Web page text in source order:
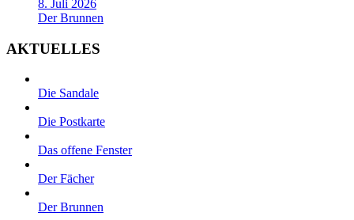
8. Juli 2026
Der Brunnen
AKTUELLES
Die Sandale
Die Postkarte
Das offene Fenster
Der Fächer
Der Brunnen